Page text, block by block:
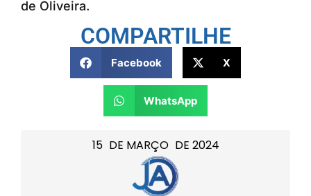
15 DE MARÇO DE 2024
de Oliveira.
COMPARTILHE
Facebook X
WhatsApp